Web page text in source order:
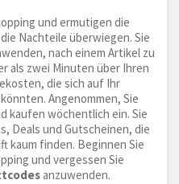
und ermutigen die
Nachteile überwiegen. Sie
nach einem Artikel zu
als zwei Minuten über Ihren
die sich auf Ihr
Angenommen, Sie
kaufen wöchentlich ein. Sie
Deals und Gutscheinen, die
kaum finden. Beginnen Sie
und vergessen Sie
anzuwenden.